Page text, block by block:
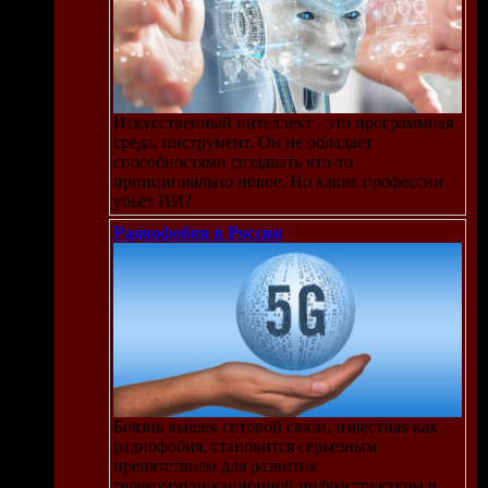
Искусственный интеллект - это программная
среда, инструмент. Он не обладает
способностями создавать что-то
принципиально новое. Но какие профессии
убьёт ИИ?
Радиофобия в России
Боязнь вышек сотовой связи, известная как
радиофобия, становится серьезным
препятствием для развития